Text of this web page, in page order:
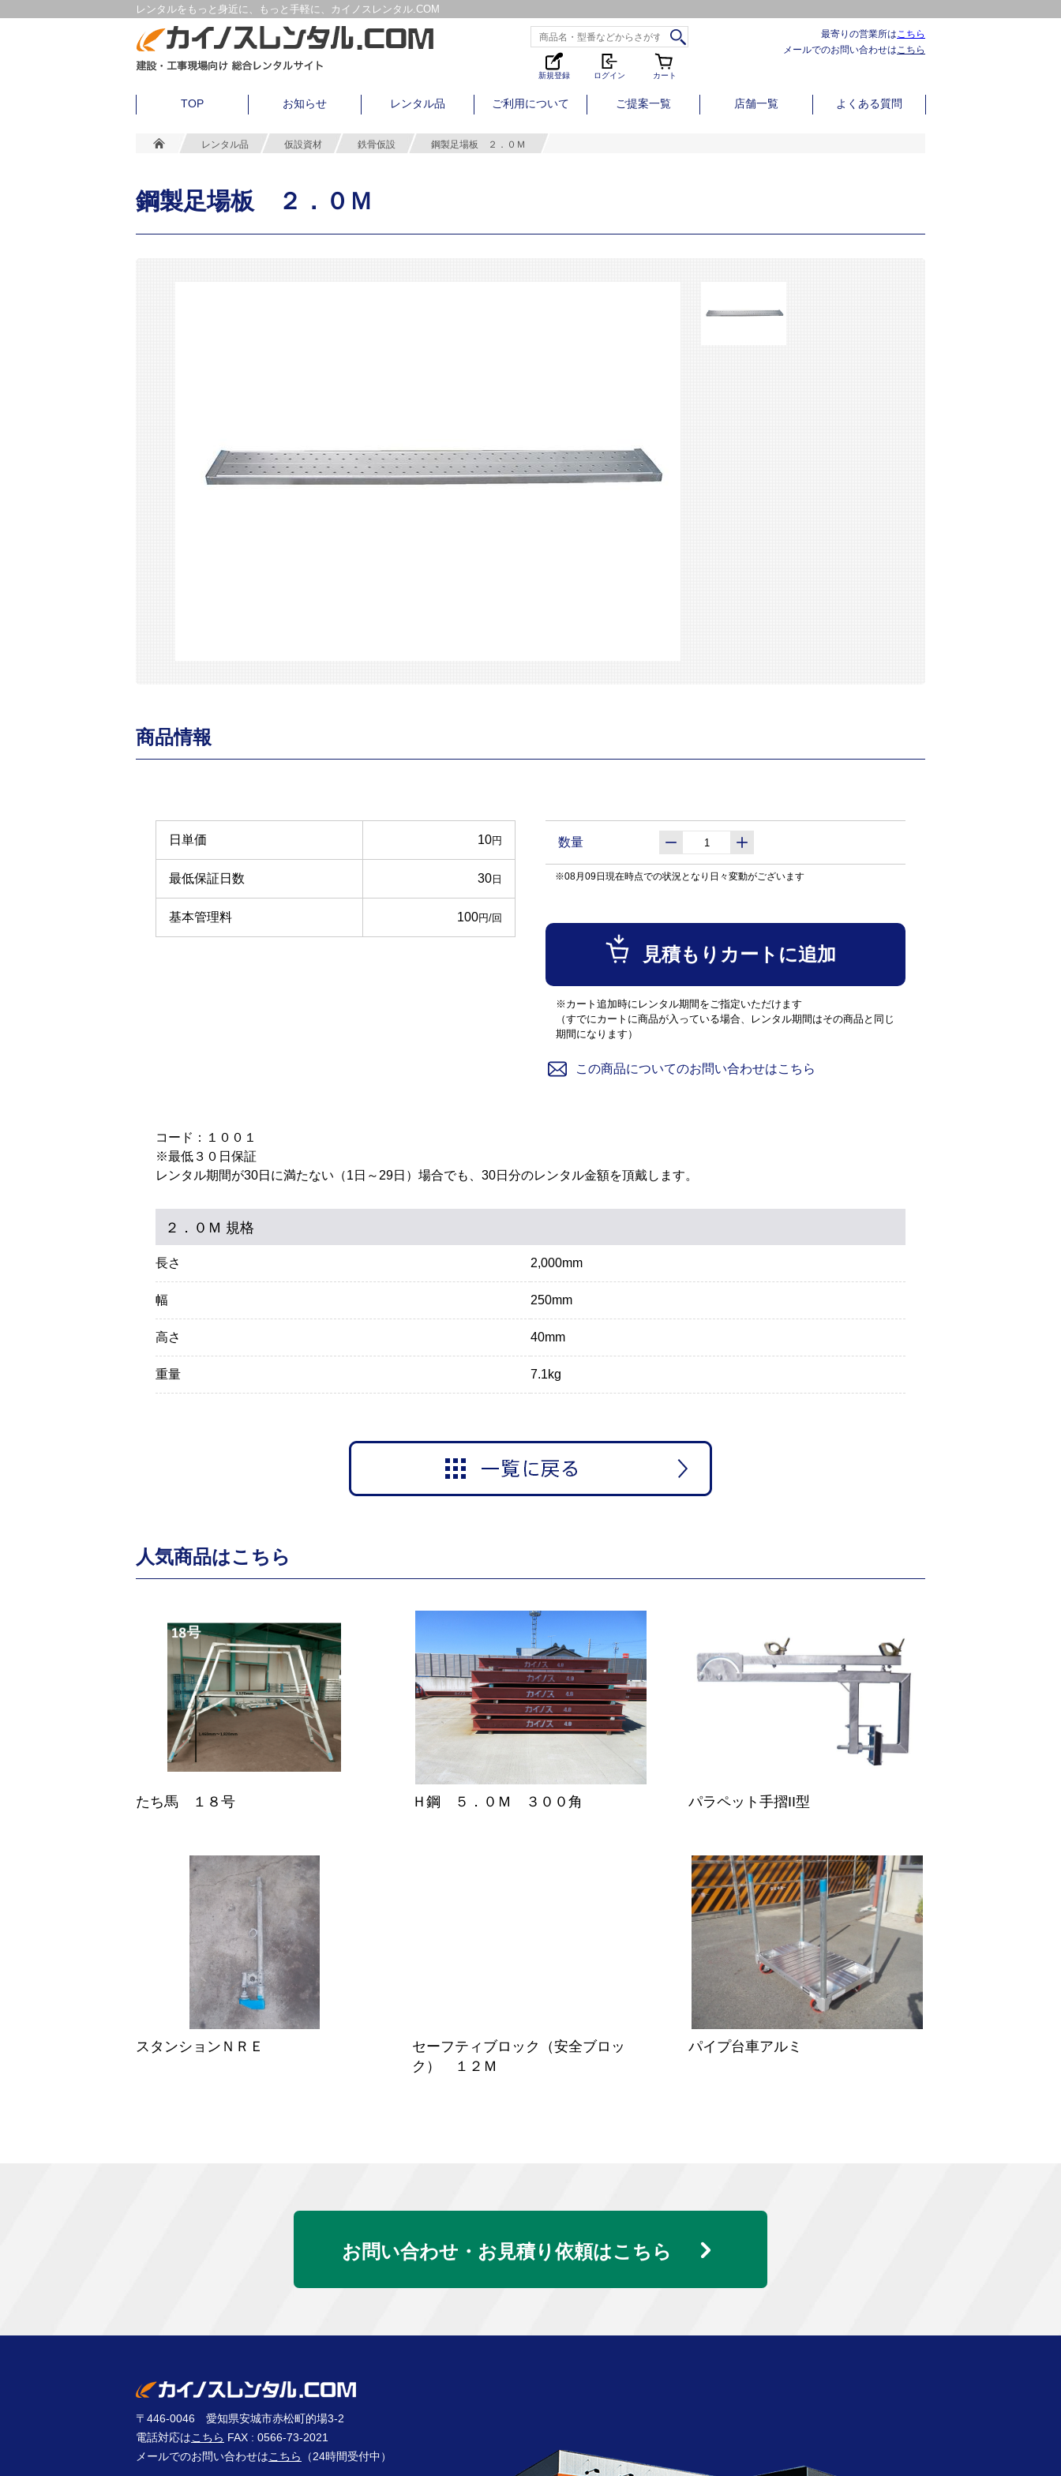
レンタルをもっと身近に、もっと手軽に、カイノスレンタル.COM
新規登録 ログイン カート
最寄りの営業所はこちら
メールでのお問い合わせはこちら
TOP お知らせ レンタル品 ご利用について ご提案一覧 店舗一覧 よくある質問
レンタル品 仮設資材 鉄骨仮設 鋼製足場板 ２．０Ｍ
鋼製足場板 ２．０Ｍ
商品情報
日単価 10円
最低保証日数 30 日
基本管理料 100円/回
数量
※08月09日現在時点での状況となり日々変動がございます
見積もりカートに追加
※カート追加時にレンタル期間をご指定いただけます
（すでにカートに商品が入っている場合、レンタル期間はその商品と同じ
期間になります）
この商品についてのお問い合わせはこちら
コード：１００１
※最低３０日保証
レンタル期間が30日に満たない（1日～29日）場合でも、30日分のレンタル金額を頂戴します。
２．０Ｍ 規格
長さ 2,000mm
幅 250mm
高さ 40mm
重量 7.1kg
人気商品はこちら
たち馬 １８号 Ｈ鋼 ５．０Ｍ ３００角 パラペット手摺II型
スタンションＮＲＥ
セーフティブロック（安全ブロッ
ク） １２Ｍ
パイプ台車アルミ
お問い合わせ・お見積り依頼はこちら
〒446-0046 愛知県安城市赤松町的場3-2
電話対応はこちら FAX : 0566-73-2021
メールでのお問い合わせはこちら （24時間受付中）